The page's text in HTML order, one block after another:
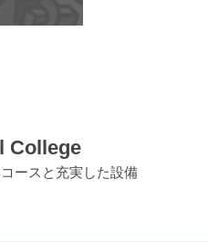
College
ースと充実した設備